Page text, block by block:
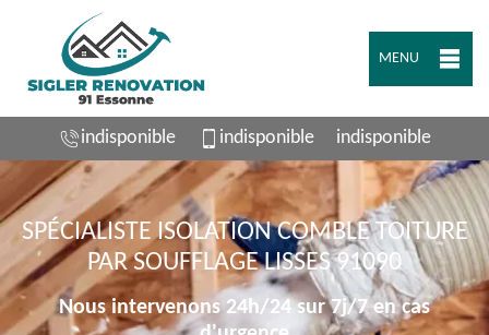
MENU
indisponible indisponible indisponible
SPÉCIALISTE ISOLATION COMBLE TOITURE
PAR SOUFFLAGE LISSES 91090
Nous intervenons 24h/24 sur 7j/7 en cas